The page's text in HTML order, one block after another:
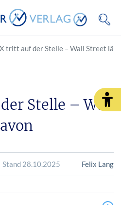
tritt auf der Stelle – Wall Street
Stelle – Wall
Stand 28.10.2025 Felix Lang